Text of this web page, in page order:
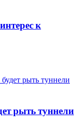
к
рыть туннели